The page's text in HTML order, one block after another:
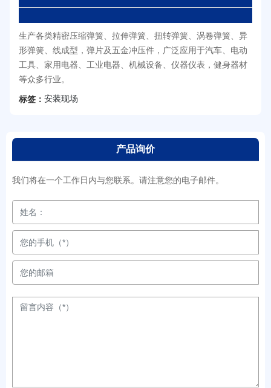
生产各类精密压缩弹簧、拉伸弹簧、扭转弹簧、涡卷弹簧、异
形弹簧、线成型，弹片及五金冲压件，广泛应用于汽车、电动
工具、家用电器、工业电器、机械设备、仪器仪表，健身器材
等众多行业。
标签： 安装现场
产品询价
我们将在一个工作日内与您联系。请注意您的电子邮件。